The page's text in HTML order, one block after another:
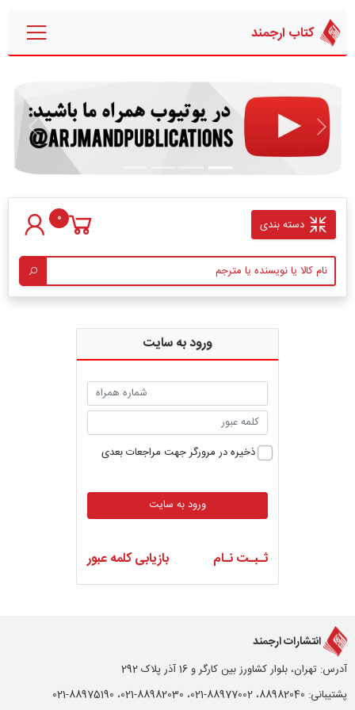
کتاب ارجمند
قبلی بعدی
دسته بندی 0
ورود به سایت
ذخیره در مرورگر جهت مراجعات بعدی
ورود به سایت
ثـبـت نـام بازیابی کلمه عبور
انتشارات ارجمند
آدرس: تهران، بلوار کشاورز بین کارگر و 16 آذر پلاک 292
پشتیبانی: 88982040، 88977002-021، 88982030-021، 88975190-021